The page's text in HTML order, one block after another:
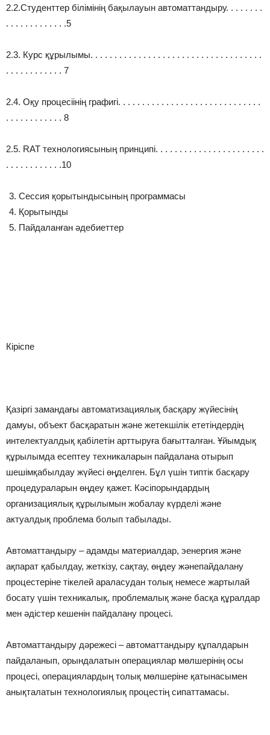
2.2.Студенттер білімінің бақылауын автоматтандыру. . . . . . . .
. . . . . . . . . . . . .5
2.3. Курс құрылымы. . . . . . . . . . . . . . . . . . . . . . . . . . . . . . . . . . . .
. . . . . . . . . . . . 7
2.4. Оқу процесіінің графигі. . . . . . . . . . . . . . . . . . . . . . . . . . . . . .
. . . . . . . . . . . . 8
2.5. RAT технологиясының принципі. . . . . . . . . . . . . . . . . . . . . . .
. . . . . . . . . . . .10
Сессия қорытындысының программасы
Қорытынды
Пайдаланған әдебиеттер
Кіріспе
Қазіргі замандағы автоматизациялық басқару жүйесінің
дамуы, объект басқаратын және жетекшілік ететіндердің
интелектуалдық қабілетін арттыруға бағытталған. Ұйымдық
құрылымда есептеу техникаларын пайдалана отырып
шешімқабылдау жүйесі өңделген. Бұл үшін типтік басқару
процедураларын өңдеу қажет. Кәсіпорындардың
организациялық құрылымын жобалау күрделі және
актуалдық проблема болып табылады.
Автоматтандыру – адамды материалдар, эенергия және
ақпарат қабылдау, жеткізу, сақтау, өңдеу жәнепайдалану
процестеріне тікелей араласудан толық немесе жартылай
босату үшін техникалық, проблемалық және басқа құралдар
мен әдістер кешенін пайдалану процесі.
Автоматтандыру дәрежесі – автоматтандыру құпалдарын
пайдаланып, орындалатын операциялар мөлшерінің осы
процесі, операциялардың толық мөлшеріне қатынасымен
анықталатын технологиялық процестің сипаттамасы.